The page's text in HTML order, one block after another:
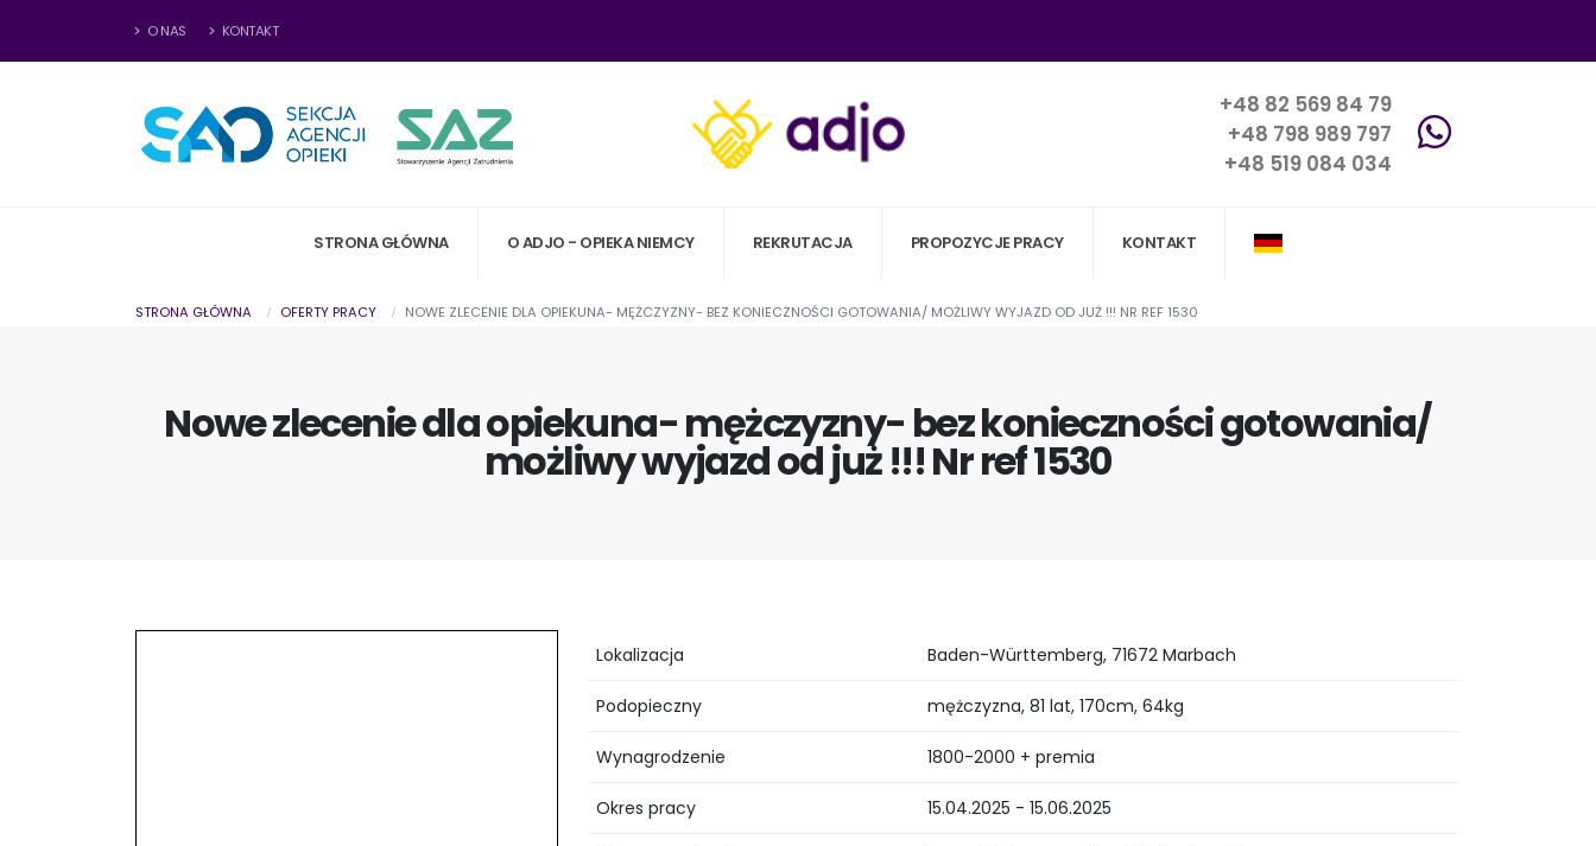
O NAS KONTAKT
+48 82 569 84 79
+48 798 989 797
+48 519 084 034
STRONA GŁÓWNA O ADJO - OPIEKA NIEMCY REKRUTACJA PROPOZYCJE PRACY KONTAKT
STRONA GŁÓWNA OFERTY PRACY NOWE ZLECENIE DLA OPIEKUNA- MĘŻCZYZNY- BEZ KONIECZNOŚCI GOTOWANIA/ MOŻLIWY WYJAZD OD JUŻ !!! NR REF 1530
Nowe zlecenie dla opiekuna- mężczyzny- bez konieczności gotowania/
możliwy wyjazd od już !!! Nr ref 1530
Lokalizacja Baden-Württemberg, 71672 Marbach
Podopieczny mężczyzna, 81 lat, 170cm, 64kg
Wynagrodzenie 1800-2000 + premia
Okres pracy 15.04.2025 - 15.06.2025